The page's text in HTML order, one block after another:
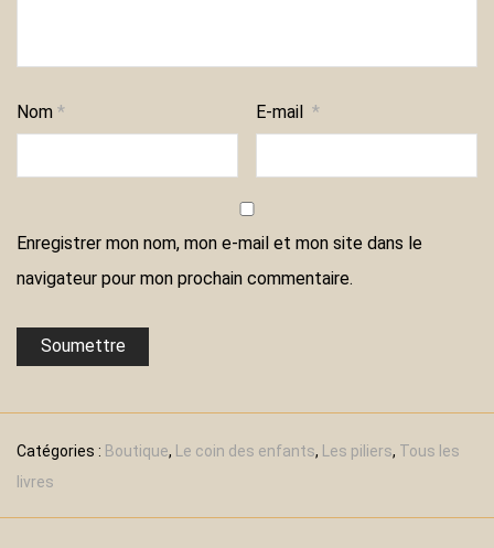
Nom * E-mail*
Enregistrer mon nom, mon e-mail et mon site dans le
navigateur pour mon prochain commentaire.
Catégories : Boutique, Le coin des enfants, Les piliers, Tous les
livres